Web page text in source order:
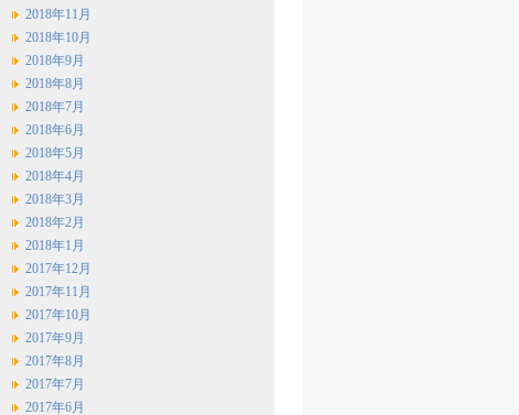
2018年11月
2018年10月
2018年9月
2018年8月
2018年7月
2018年6月
2018年5月
2018年4月
2018年3月
2018年2月
2018年1月
2017年12月
2017年11月
2017年10月
2017年9月
2017年8月
2017年7月
2017年6月